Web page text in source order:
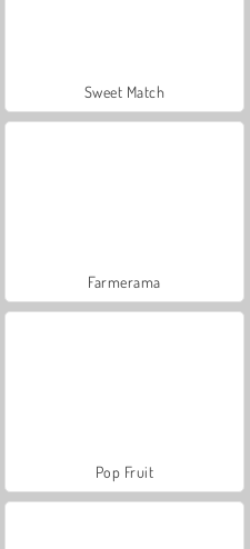
Sweet Match
Farmerama
Pop Fruit